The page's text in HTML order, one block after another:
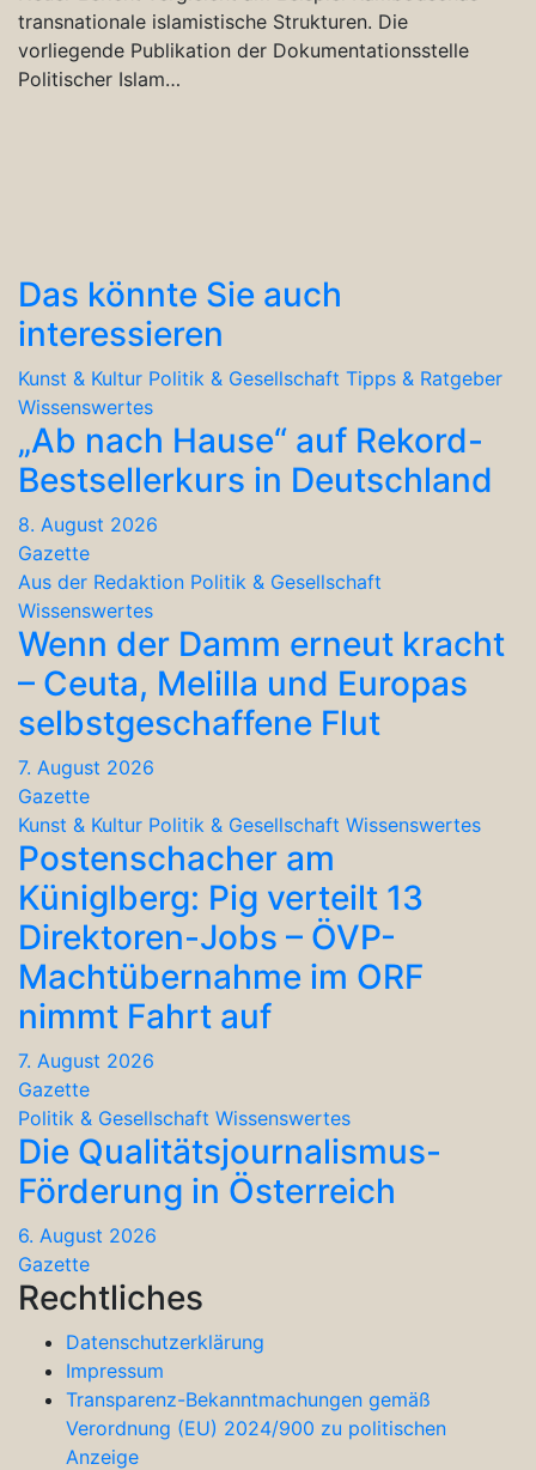
transnationale islamistische Strukturen. Die
vorliegende Publikation der Dokumentationsstelle
Politischer Islam…
Das könnte Sie auch
interessieren
Kunst & Kultur Politik & Gesellschaft Tipps & Ratgeber
Wissenswertes
„Ab nach Hause“ auf Rekord-
Bestsellerkurs in Deutschland
8. August 2026
Gazette
Aus der Redaktion Politik & Gesellschaft
Wissenswertes
Wenn der Damm erneut kracht
– Ceuta, Melilla und Europas
selbstgeschaffene Flut
7. August 2026
Gazette
Kunst & Kultur Politik & Gesellschaft Wissenswertes
Postenschacher am
Küniglberg: Pig verteilt 13
Direktoren-Jobs – ÖVP-
Machtübernahme im ORF
nimmt Fahrt auf
7. August 2026
Gazette
Politik & Gesellschaft Wissenswertes
Die Qualitätsjournalismus-
Förderung in Österreich
6. August 2026
Gazette
Rechtliches
Datenschutzerklärung
Impressum
Transparenz-Bekanntmachungen gemäß
Verordnung (EU) 2024/900 zu politischen
Anzeige